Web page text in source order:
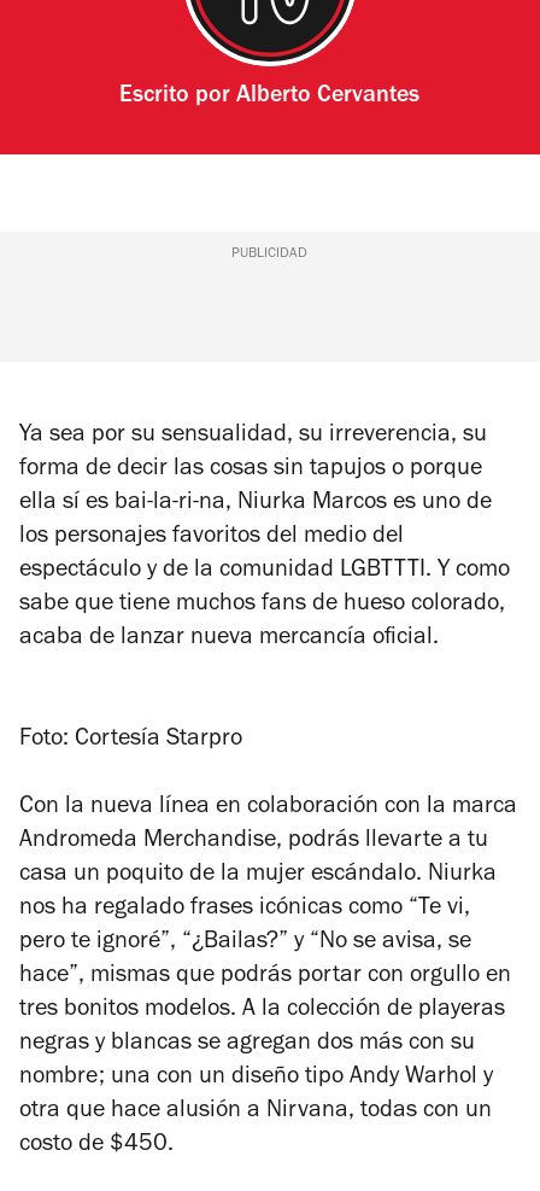
Escrito porAlberto Cervantes
PUBLICIDAD
Ya sea por su sensualidad, su irreverencia, su
forma de decir las cosas sin tapujos o porque
ella sí es bai-la-ri-na, Niurka Marcos es uno de
los personajes favoritos del medio del
espectáculo y de la comunidad LGBTTTI. Y como
sabe que tiene muchos fans de hueso colorado,
acaba de lanzar nueva mercancía oficial.
Foto: Cortesía Starpro
Con la nueva línea en colaboración con la marca
Andromeda Merchandise, podrás llevarte a tu
casa un poquito de la mujer escándalo. Niurka
nos ha regalado frases icónicas como “Te vi,
pero te ignoré”, “¿Bailas?” y “No se avisa, se
hace”, mismas que podrás portar con orgullo en
tres bonitos modelos. A la colección de playeras
negras y blancas se agregan dos más con su
nombre; una con un diseño tipo Andy Warhol y
otra que hace alusión a Nirvana, todas con un
costo de $450.